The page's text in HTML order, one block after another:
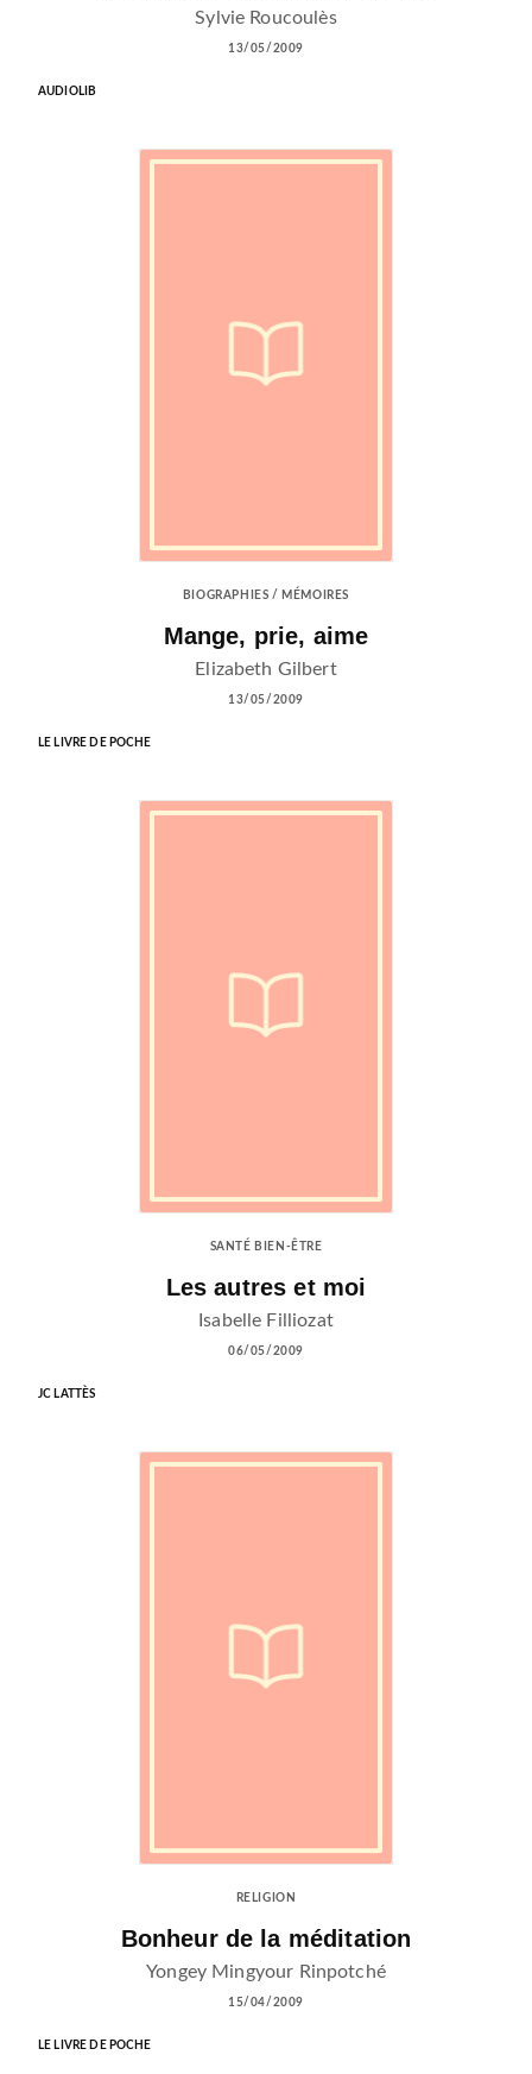
Sylvie Roucoulès
13/05/2009
AUDIOLIB
BIOGRAPHIES / MÉMOIRES
Mange, prie, aime
Elizabeth Gilbert
13/05/2009
LE LIVRE DE POCHE
SANTÉ BIEN-ÊTRE
Les autres et moi
Isabelle Filliozat
06/05/2009
JC LATTÈS
RELIGION
Bonheur de la méditation
Yongey Mingyour Rinpotché
15/04/2009
LE LIVRE DE POCHE